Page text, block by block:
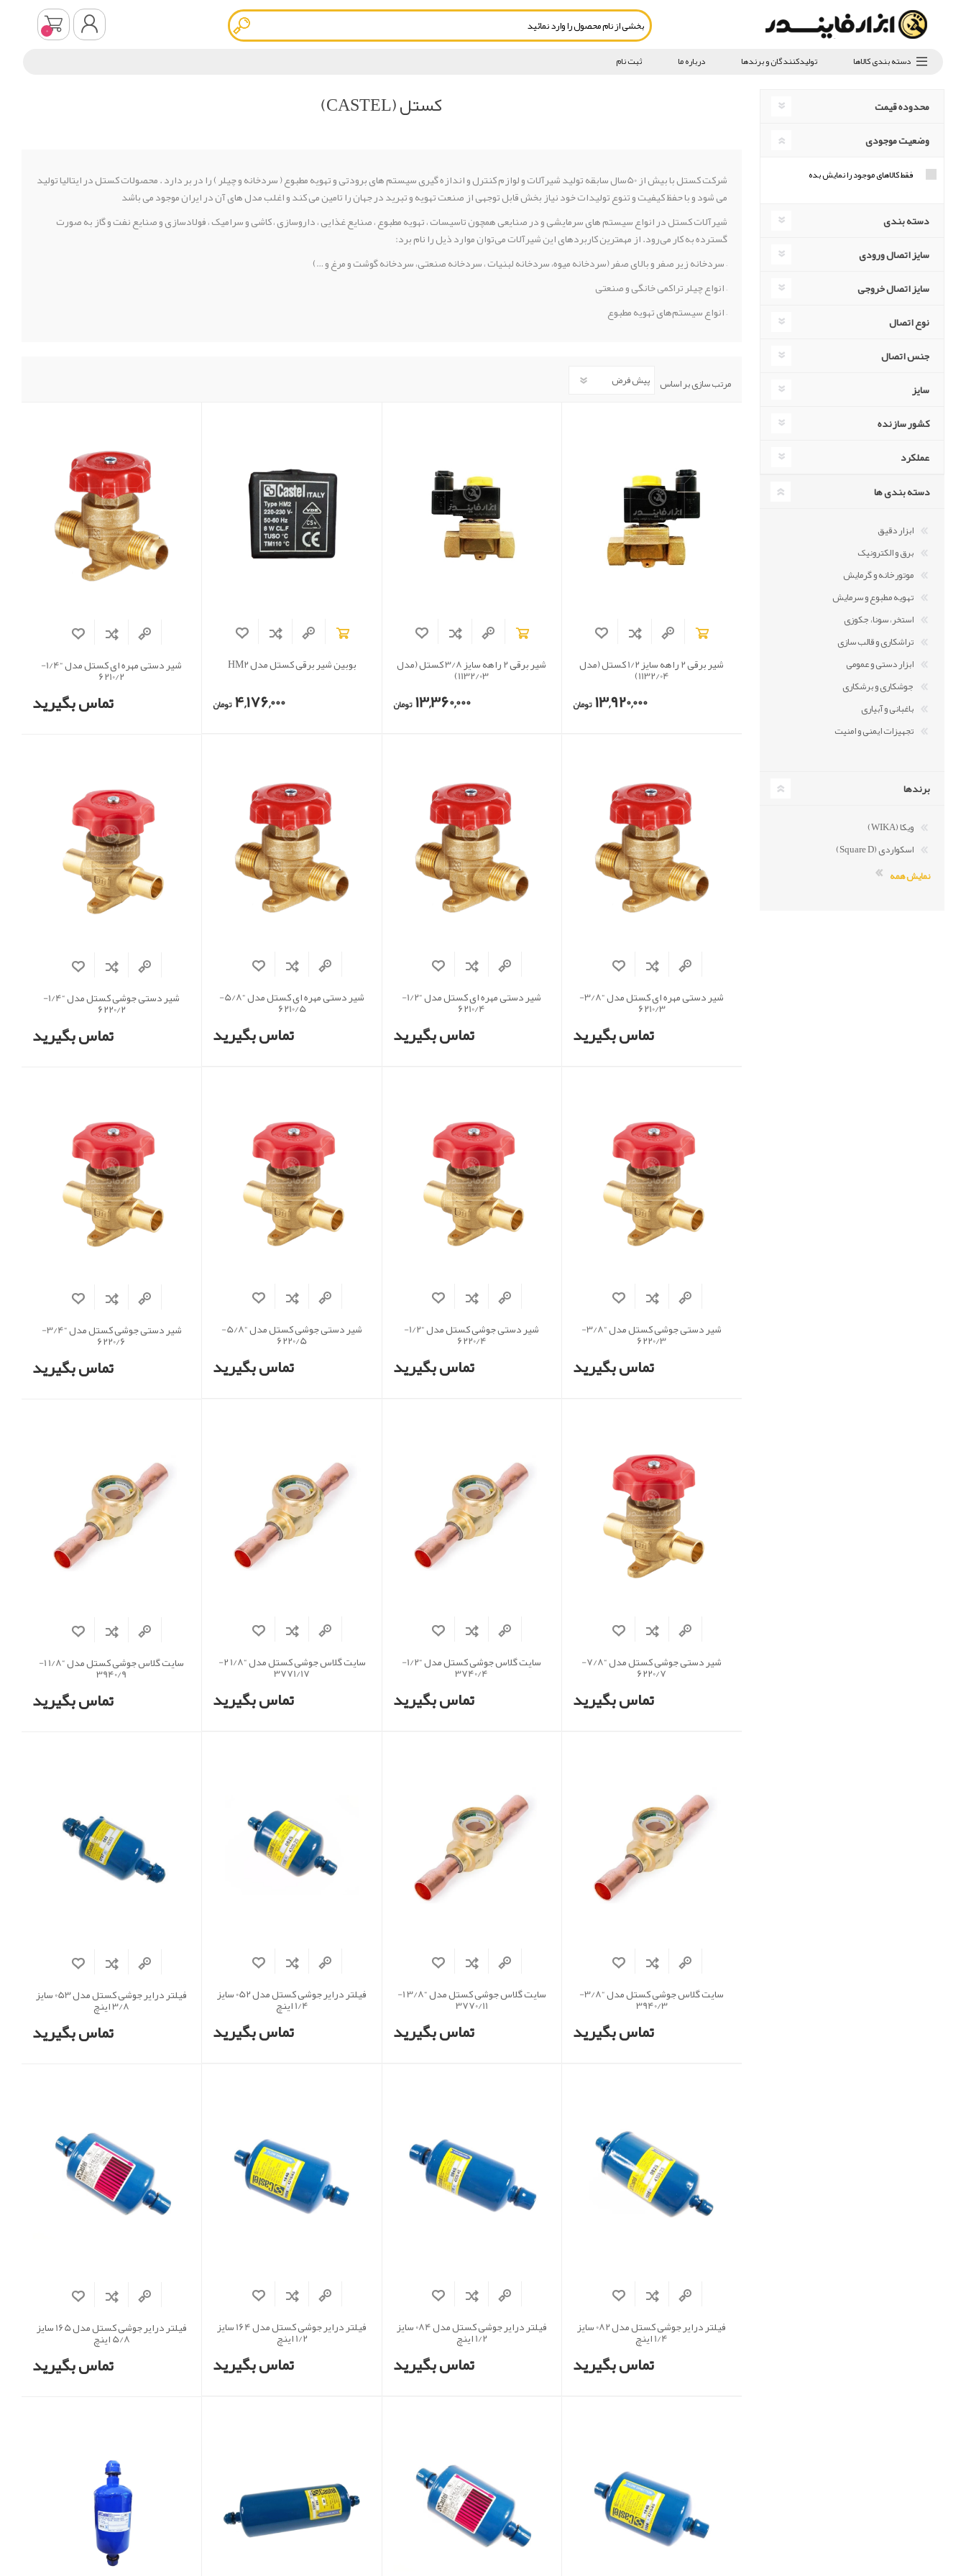
0
دسته بندی کالاها تولیدکنندگان و برندها درباره ما ثبت نام
کستل (CASTEL)
شرکت کستل با بیش از 50سال سابقه تولید شیرآلات و لوازم کنترل و اندازه گیری سیستم های برودتی و تهویه مطبوع ( سردخانه و چیلر ) را در بر دارد . محصولات کستل در ایتالیا تولید
می شود و با حفظ کیفیت و تنوع تولیدات خود نیاز بخش قابل توجهی از صنعت تهویه و تبرید در جهان را تامین می کند و اغلب مدل های آن در ایران موجود می باشد
شیرآلات کستل در انواع سیستم های سرمایشی و در صنایعی همچون تاسیسات ، تهویه مطبوع ، صنایع غذایی ، داروسازی ، کاشی و سرامیک ، فولادسازی و صنایع نفت و گاز به صورت
گسترده به کار می‌رود. از مهمترین کاربردهای این شیرآلات می‌توان موارد ذیل را نام برد:
– سردخانه زیر صفر و بالای صفر (سردخانه میوه، سردخانه لبنیات ، سردخانه صنعتی، سردخانه گوشت و مرغ و …)
– انواع چیلر تراکمی خانگی و صنعتی
– انواع سیستم‌های تهویه مطبوع
مرتب سازی بر اساس
شیر برقی 2 راهه سایز 1/2 کستل (مدل
1132/04)
13,920,000 تومان
شیر برقی 2 راهه سایز 3/8 کستل (مدل
1132/03)
13,360,000 تومان
بوبین شیر برقی کستل مدل HM2
4,176,000تومان
شیر دستی مهره ای کستل مدل “1/4-
6210/2
تماس بگیرید
شیر دستی مهره ای کستل مدل “3/8-
6210/3
تماس بگیرید
شیر دستی مهره ای کستل مدل “1/2-
6210/4
تماس بگیرید
شیر دستی مهره ای کستل مدل “5/8-
6210/5
تماس بگیرید
شیر دستی جوشی کستل مدل “1/4-
6220/2
تماس بگیرید
شیر دستی جوشی کستل مدل “3/8-
6220/3
تماس بگیرید
شیر دستی جوشی کستل مدل “1/2-
6220/4
تماس بگیرید
شیر دستی جوشی کستل مدل “5/8-
6220/5
تماس بگیرید
شیر دستی جوشی کستل مدل “3/4-
6220/6
تماس بگیرید
شیر دستی جوشی کستل مدل “7/8-
6220/7
تماس بگیرید
سایت گلاس جوشی کستل مدل “1/2-
3740/4
تماس بگیرید
سایت گلاس جوشی کستل مدل “1/8 2-
3771/17
تماس بگیرید
سایت گلاس جوشی کستل مدل “1/8 1-
3940/9
تماس بگیرید
سایت گلاس جوشی کستل مدل “3/8-
3940/3
تماس بگیرید
سایت گلاس جوشی کستل مدل “3/8 1-
3770/11
تماس بگیرید
فیلتر درایر جوشی کستل مدل 052 سایز
1/4 اینچ
تماس بگیرید
فیلتر درایر جوشی کستل مدل 053 سایز
3/8 اینچ
تماس بگیرید
فیلتر درایر جوشی کستل مدل 082 سایز
1/4 اینچ
تماس بگیرید
فیلتر درایر جوشی کستل مدل 084 سایز
1/2 اینچ
تماس بگیرید
فیلتر درایر جوشی کستل مدل 164 سایز
1/2 اینچ
تماس بگیرید
فیلتر درایر جوشی کستل مدل 165 سایز
5/8 اینچ
تماس بگیرید
محدوده قیمت
وضعیت موجودی
فقط کالاهای موجود را نمایش بده
دسته بندی
سایز اتصال ورودی
سایز اتصال خروجی
نوع اتصال
جنس اتصال
سایز
کشور سازنده
عملکرد
دسته بندی ها
ابزار دقیق
برق و الکترونیک
موتورخانه و گرمایش
تهویه مطبوع و سرمایش
استخر، سونا، جکوزی
تراشکاری و قالب سازی
ابزار دستی و عمومی
جوشکاری و برشکاری
باغبانی و آبیاری
تجهیزات ایمنی و امنیت
برندها
ویکا (WIKA)
اسکواردی (Square D)
نمایش همه